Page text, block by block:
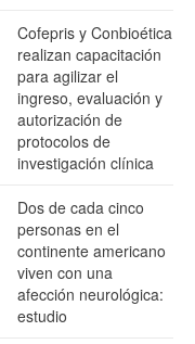
Cofepris y Conbioética
realizan capacitación
para agilizar el
ingreso, evaluación y
autorización de
protocolos de
investigación clínica
Dos de cada cinco
personas en el
continente americano
viven con una
afección neurológica:
estudio